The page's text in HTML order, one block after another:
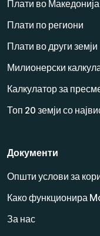
Плати во Македонија
Плати по региони
Плати во други земји
Милионерски
Калкулатор за
Топ 20 земји со
Документи
Општи услови за
Како функционира
За нас